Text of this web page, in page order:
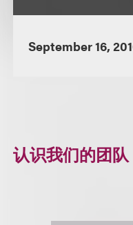
September 16,
认识我们的团队